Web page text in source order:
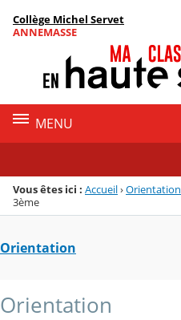
Menu de la rubrique
Contenu
Collège Michel Servet
ANNEMASSE
MENU
Vous êtes ici : Accueil›Orientation
3ème
Orientation
Orientation